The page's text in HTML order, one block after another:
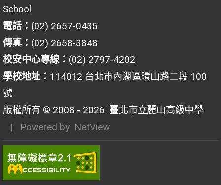
School
電話： (02) 2657-0435
傳真： (02) 2658-3848
校安中心專線： (02) 2797-4202
學校地址： 114012 台北市內湖區環山路二段 100
號
版權所有 © 2008 - 2026 臺北市立麗山高級中學
| Powered by NetView